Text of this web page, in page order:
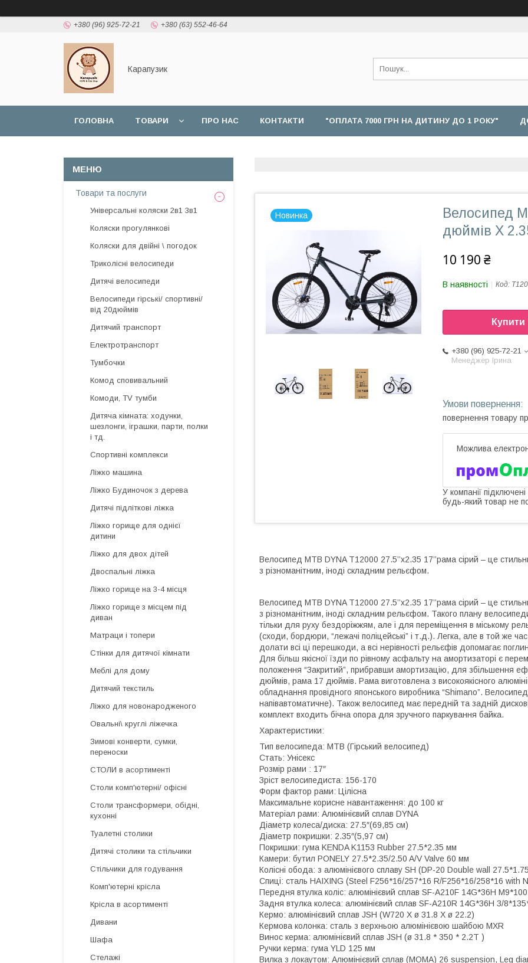
+380 (96) 925-72-21 +380 (63) 552-46-64
Карапузик
ГОЛОВНА ТОВАРИ ПРО НАС КОНТАКТИ "ОПЛАТА 7000 ГРН НА ДИТИНУ ДО 1 РОКУ"
Новинка
Велосипед
дюймів Х
10 190 ₴
В наявності Код:
Купити
+380 (96) 925-72-21
Менеджер Ірина
повернення товару
У компанії
будь-який товар не
Велосипед MTB DYNA T12000 27.5’’х2.35 17’’рама сірий – це
з різноманітним, іноді складним рельєфом.
Велосипед MTB DYNA T12000 27.5’’х2.35 17’’рама сірий – це
з різноманітним, іноді складним рельєфом. Такого плану
тільки для руху бездоріжжям, але і для переміщення в міському
(сходи, бордюри, “лежачі поліцейські” і т.д.). Легка, але в той же
долати всі ці перешкоди, а всі нерівності рельєфів допомагає
Для більш якісної їзди по рівному асфальту на амортизаторі є
положення “Закритий”, прибравши амортизацію, для збільшення
дюймів, рама 17 дюймів. Рама виготовлена з високоякісного
обладнання провідного японського виробника “Shimano”.
напівавтоматичне). Також велосипед має передній та задній
комплект входить бічна опора для зручного паркування байка.
Характеристики:
Тип велосипеда: MTB (Гірський велосипед)
Стать: Унісекс
Розмір рами : 17″
Зріст велосипедиста: 156-170
Форм фактор рами: Цілісна
Максимальне корисне навантаження: до 100 кг
Матеріал рами: Алюмінієвий сплав DYNA
Діаметр колеса/диска: 27.5″(69,85 см)
Діаметр покришки: 2.35″(5,97 см)
Покришки: гума KENDA K1153 Rubber 27.5*2.35 мм
Камери: бутил PONELY 27.5*2.35/2.50 A/V Valve 60 мм
Колісні обода: з алюмінієвого сплаву SH (DP-20 Double wall
Спиці: сталь HAIXING (Steel F256*16/257*16 R/F256*16/258*16 with
Передня втулка коліс: алюмінієвий сплав SF-A210F 14G*36H
Задня втулка колеса: алюмінієвий сплав SF-A210R 14G*36H 3/
Кермо: алюмінієвий сплав JSH (W720 X ø 31.8 X ø 22.2)
Кермова колонка: сталь з верхньою алюмінієвою шайбою MXR
Винос керма: алюмінієвий сплав JSH (ø 31.8 * 350 * 2.2T )
Ручки керма: гума YLD 125 мм
Вилка з локаутом: Алюмінієвий сплав (MOMA) 26 suspension, Leg
Товари та послуги
Універсальні коляски 2в1 3в1
Коляски прогулянкові
Коляски для двійні \ погодок
Триколісні велосипеди
Дитячі велосипеди
Велосипеди гірські/ спортивні/
від 20дюймів
Дитячий транспорт
Електротранспорт
Тумбочки
Комод сповивальний
Комоди, TV тумби
Дитяча кімната: ходунки,
шезлонги, іграшки, парти, полки
і тд.
Спортивні комплекси
Ліжко машина
Ліжко Будиночок з дерева
Дитячі підліткові ліжка
Ліжко горище для однієї
дитини
Ліжко для двох дітей
Двоспальні ліжка
Ліжко горище на 3-4 місця
Ліжко горище з місцем під
диван
Матраци і топери
Стінки для дитячої кімнати
Меблі для дому
Дитячий текстиль
Ліжко для новонародженого
Овальні\ круглі ліжечка
Зимові конверти, сумки,
переноски
СТОЛИ в асортименті
Столи комп'ютерні/ офісні
Столи трансформери, обідні,
кухонні
Туалетні столики
Дитячі столики та стільчики
Стільчики для годування
Комп'ютерні крісла
Крісла в асортименті
Дивани
Шафа
Стелажі